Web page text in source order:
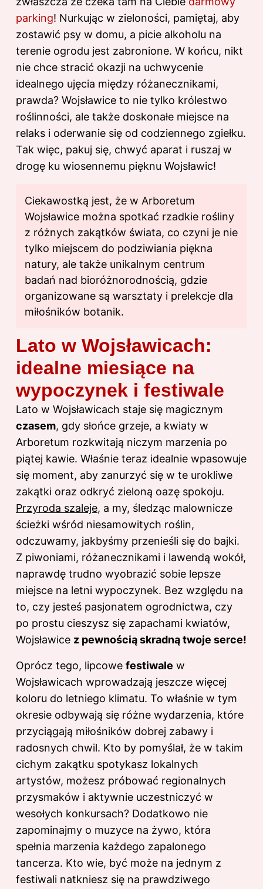
parking! Nurkując w zieloności, pamiętaj, aby
zostawić psy w domu, a picie alkoholu na
terenie ogrodu jest zabronione. W końcu, nikt
nie chce stracić okazji na uchwycenie
idealnego ujęcia między różanecznikami,
prawda? Wojsławice to nie tylko królestwo
roślinności, ale także doskonałe miejsce na
relaks i oderwanie się od codziennego zgiełku.
Tak więc, pakuj się, chwyć aparat i ruszaj w
drogę ku wiosennemu pięknu Wojsławic!
Ciekawostką jest, że w Arboretum
Wojsławice można spotkać rzadkie rośliny
z różnych zakątków świata, co czyni je nie
tylko miejscem do podziwiania piękna
natury, ale także unikalnym centrum
badań nad bioróżnorodnością, gdzie
organizowane są warsztaty i prelekcje dla
miłośników botanik.
Lato w Wojsławicach:
idealne miesiące na
wypoczynek i festiwale
Lato w Wojsławicach staje się magicznym
czasem, gdy słońce grzeje, a kwiaty w
Arboretum rozkwitają niczym marzenia po
piątej kawie. Właśnie teraz idealnie wpasowuje
się moment, aby zanurzyć się w te urokliwe
zakątki oraz odkryć zieloną oazę spokoju.
Przyroda szaleje, a my, śledząc malownicze
ścieżki wśród niesamowitych roślin,
odczuwamy, jakbyśmy przenieśli się do bajki.
Z piwoniami, różanecznikami i lawendą wokół,
naprawdę trudno wyobrazić sobie lepsze
miejsce na letni wypoczynek. Bez względu na
to, czy jesteś pasjonatem ogrodnictwa, czy
po prostu cieszysz się zapachami kwiatów,
Wojsławice z pewnością skradną twoje serce!
Oprócz tego, lipcowe festiwale w
Wojsławicach wprowadzają jeszcze więcej
koloru do letniego klimatu. To właśnie w tym
okresie odbywają się różne wydarzenia, które
przyciągają miłośników dobrej zabawy i
radosnych chwil. Kto by pomyślał, że w takim
cichym zakątku spotykasz lokalnych
artystów, możesz próbować regionalnych
przysmaków i aktywnie uczestniczyć w
wesołych konkursach? Dodatkowo nie
zapominajmy o muzyce na żywo, która
spełnia marzenia każdego zapalonego
tancerza. Kto wie, być może na jednym z
festiwali natkniesz się na prawdziwego